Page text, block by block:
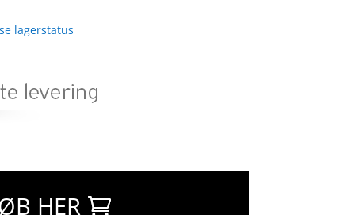
lagerstatus
HER